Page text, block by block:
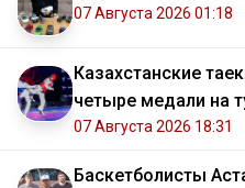
07 Августа 2026 01:18
Казахстанские
четыре медали на
07 Августа 2026 18:31
Баскетболисты